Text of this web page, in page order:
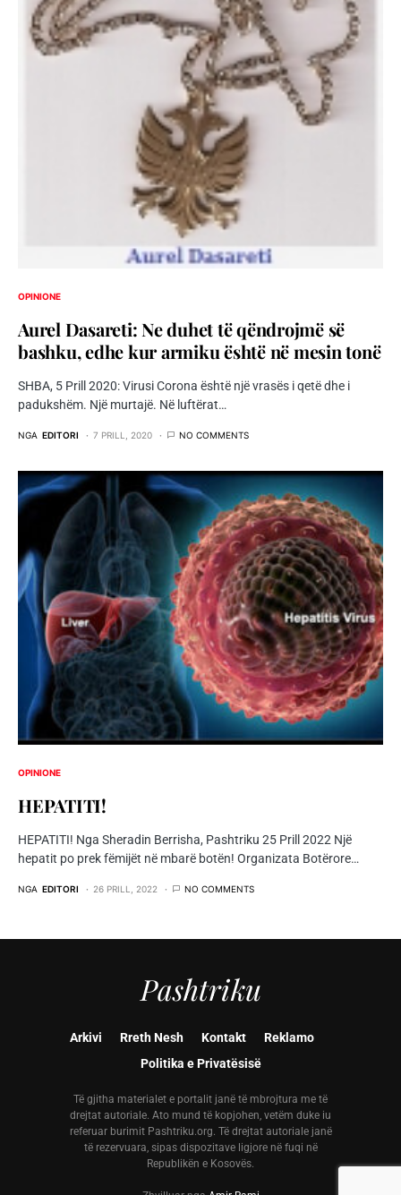
OPINIONE
Aurel Dasareti: Ne duhet të qëndrojmë së
bashku, edhe kur armiku është në mesin tonë
SHBA, 5 Prill 2020: Virusi Corona është një vrasës i qetë dhe i
padukshëm. Një murtajë. Në luftërat…
NGA EDITORI 7 PRILL, 2020 NO COMMENTS
OPINIONE
HEPATITI!
HEPATITI! Nga Sheradin Berrisha, Pashtriku 25 Prill 2022 Një
hepatit po prek fëmijët në mbarë botën! Organizata Botërore…
NGA EDITORI 26 PRILL, 2022 NO COMMENTS
Pashtriku
Arkivi Rreth Nesh Kontakt
Reklamo
Politika e Privatësisë
Të gjitha materialet e portalit janë të mbrojtura me të
drejtat autoriale. Ato mund të kopjohen, vetëm duke iu
referuar burimit Pashtriku.org. Të drejtat autoriale janë
të rezervuara, sipas dispozitave ligjore në fuqi në
Republikën e Kosovës.